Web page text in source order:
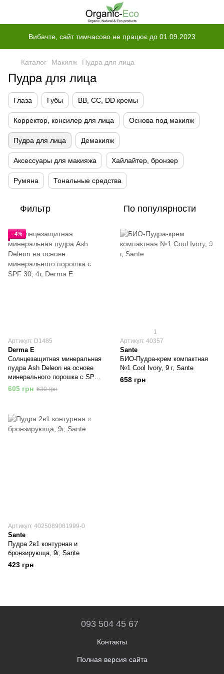
Вибачте, сайт тимчасово не працює до 01.09.2023
Каталог Макияж Пудра для лица
Пудра для лица
Глаза Губы BB, CC, DD кремы
Корректор, консилер для лица Основа под макияж
Пудра для лица Демакияж
Аксессуары для макияжа Хайлайтер, бронзер
Румяна Тональные средства
Фильтр По популярности
−4%
Артикул: D1485
Derma E
Солнцезащитная минеральная
пудра Ash Deleon на основе
минерального порошка с SPF
30, 4г, Derma E
605 грн 630 грн
1
Артикул: 40357
Sante
БИО-Пудра-крем компактная
№1 Cool Ivory, 9 г, Sante
658 грн
Артикул: 4025089081999-0
Sante
Пудра 2в1 контурная и
бронзирующа, 9г, Sante
423 грн
093 504 45 67
Контакты
Полная версия сайта